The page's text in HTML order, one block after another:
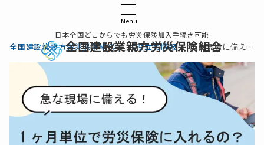
Menu
日本全国どこからでも労災保険加入手続き可能
全国建設業親方労災保険組合
全国建設業親方労災保険組合 お役立ち情報 急な現場に備える！一人親方が1ヶ月単位で労災保険に入る方法を徹底解説